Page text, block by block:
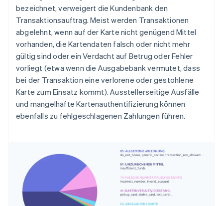
bezeichnet, verweigert die Kundenbank den
Transaktionsauftrag. Meist werden Transaktionen
abgelehnt, wenn auf der Karte nicht genügend Mittel
vorhanden, die Kartendaten falsch oder nicht mehr
gültig sind oder ein Verdacht auf Betrug oder Fehler
vorliegt (etwa wenn die Ausgabebank vermutet, dass
bei der Transaktion eine verlorene oder gestohlene
Karte zum Einsatz kommt). Ausstellerseitige Ausfälle
und mangelhafte Kartenauthentifizierung können
ebenfalls zu fehlgeschlagenen Zahlungen führen.